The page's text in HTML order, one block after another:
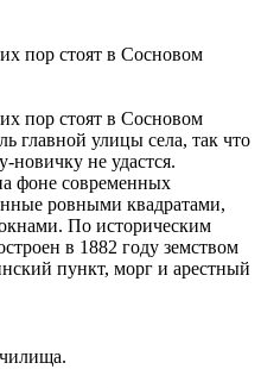
пор стоят в Сосновом
пор стоят в Сосновом
главной улицы села, так что
новичку не удастся.
фоне современных
ровными квадратами,
По историческим
в 1882 году земством
пункт, морг и арестный